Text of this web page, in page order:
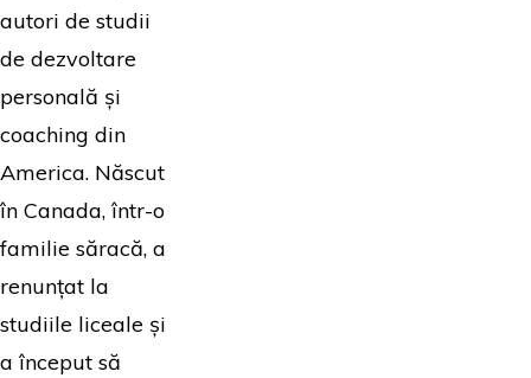
autori de studii
de dezvoltare
personală și
coaching din
America. Născut
în Canada, într-o
familie săracă, a
renunțat la
studiile liceale și
a început să